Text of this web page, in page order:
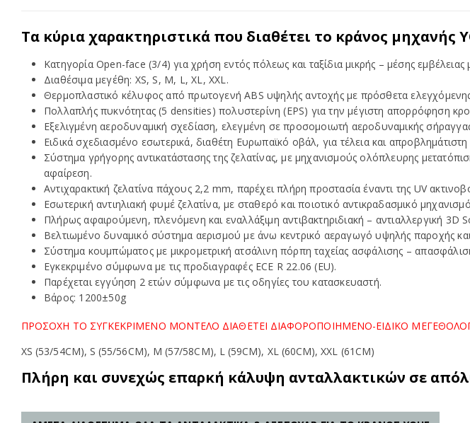
Τα κύρια χαρακτηριστικά που διαθέτει το κράνος μηχανής
Κατηγορία Open-face (3/4) για χρήση εντός πόλεως και ταξίδια μικρής – μέσης εμβέλειας
Διαθέσιμα μεγέθη: XS, S, M, L, XL, XXL.
Θερμοπλαστικό κέλυφος από πρωτογενή ABS υψηλής αντοχής με πρόσθετα ελεγχόμενης
Πολλαπλής πυκνότητας (5 densities) πολυστερίνη (EPS) για την μέγιστη απορρόφηση
Εξελιγμένη αεροδυναμική σχεδίαση, ελεγμένη σε προσομοιωτή αεροδυναμικής
Ειδικά σχεδιασμένο εσωτερικά, διαθέτη Ευρωπαϊκό οβάλ, για τέλεια και
Σύστημα γρήγορης αντικατάστασης της ζελατίνας, με μηχανισμούς ολόπλευρης
αφαίρεση.
Αντιχαρακτική ζελατίνα πάχους 2,2 mm, παρέχει πλήρη προστασία έναντι της UV
Εσωτερική αντιηλιακή φυμέ ζελατίνα, με σταθερό και ποιοτικό αντικραδασμικό
Πλήρως αφαιρούμενη, πλενόμενη και εναλλάξιμη αντιβακτηριδιακή – αντιαλλεργική
Βελτιωμένο δυναμικό σύστημα αερισμού με άνω κεντρικό αεραγωγό υψηλής παροχής
Σύστημα κουμπώματος με μικρομετρική ατσάλινη πόρπη ταχείας ασφάλισης –
Εγκεκριμένο σύμφωνα με τις προδιαγραφές ECE R 22.06 (EU).
Παρέχεται εγγύηση 2 ετών σύμφωνα με τις οδηγίες του κατασκευαστή.
Βάρος: 1200±50g
ΠΡΟΣΟΧΗ ΤΟ ΣΥΓΚΕΚΡΙΜΕΝΟ ΜΟΝΤΕΛΟ ΔΙΑΘΕΤΕΙ ΔΙΑΦΟΡΟΠΟΙΗΜΕΝΟ-ΕΙΔΙΚΟ
XS (53/54CM), S (55/56CM), M (57/58CM), L (59CM), XL (60CM), XXL (61CM)
Πλήρη και συνεχώς επαρκή κάλυψη ανταλλακτικών σε